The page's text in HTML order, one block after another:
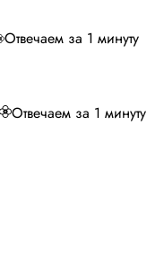
Отвечаем за 1 минуту
Отвечаем за 1 минуту